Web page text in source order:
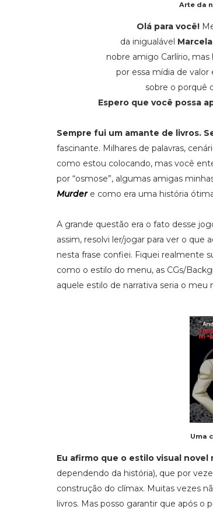
Arte da
Olá para você!
da inigualável
nobre amigo Carlírio,
por essa mídia de
sobre o porquê
Espero que você possa
Sempre fui um amante de livros.
fascinante. Milhares de palavras,
como estou colocando, mas você
por “osmose”, algumas amigas
Murdere como era uma história
A grande questão era o fato desse
assim, resolvi ler/jogar para ver o
nesta frase confiei. Fiquei realmente
como o estilo do menu, as CGs/
aquele estilo de narrativa seria o meu
Uma
Eu afirmo que o estilo visual
dependendo da história), que por
construção do clímax. Muitas vezes
livros. Mas posso garantir que após o